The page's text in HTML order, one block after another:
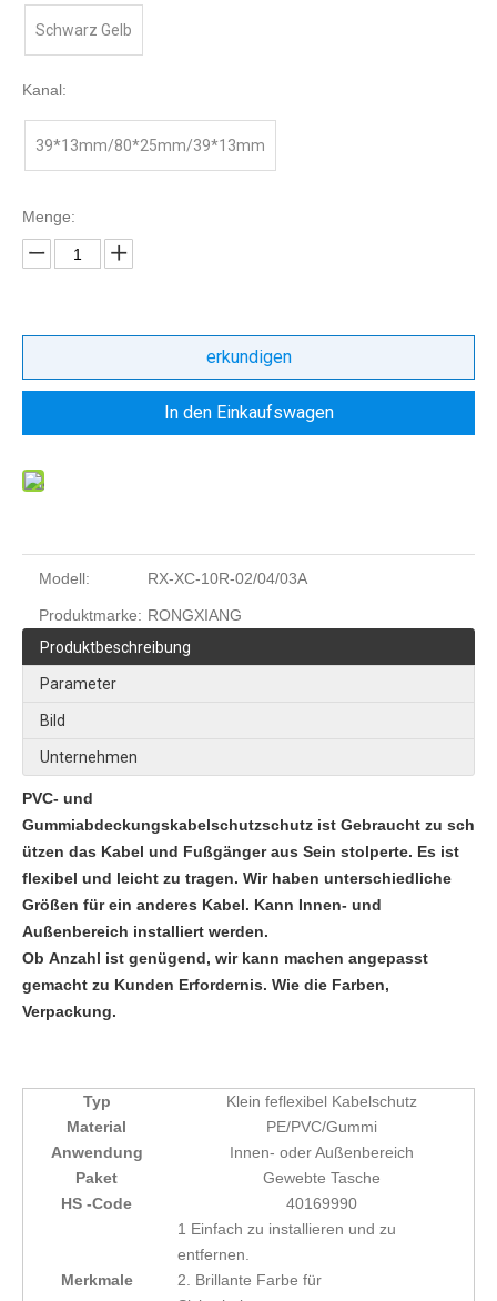
Schwarz Gelb
Kanal:
39*13mm/80*25mm/39*13mm
Menge:
erkundigen
In den Einkaufswagen
Modell: RX-XC-10R-02/04/03A
Produktmarke: RONGXIANG
Produktbeschreibung
Parameter
Bild
Unternehmen
PVC- und
Gummiabdeckungskabelschutzschutz ist Gebraucht zu sch
ützen das Kabel und Fußgänger aus Sein stolperte. Es ist
flexibel und leicht zu tragen. Wir haben unterschiedliche
Größen für ein anderes Kabel. Kann Innen- und
Außenbereich installiert werden.
Ob Anzahl ist genügend, wir kann machen angepasst
gemacht zu Kunden Erfordernis. Wie die Farben,
Verpackung.
Typ Klein feflexibel Kabelschutz
Material
PE/PVC/Gummi
Anwendung
Innen- oder Außenbereich
Paket
Gewebte Tasche
HS -Code
40169990
Merkmale
1 Einfach zu installieren und zu
entfernen.
2. Brillante Farbe für